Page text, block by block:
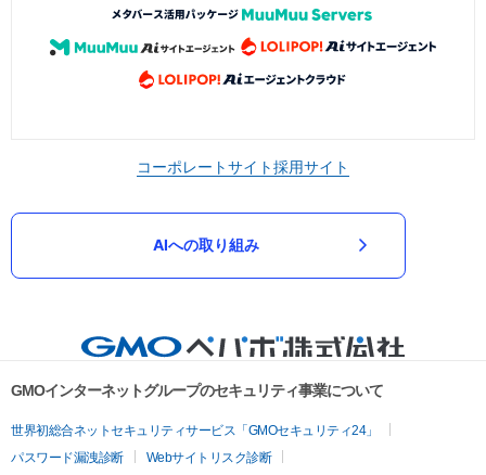
コーポレートサイト採用サイト
AIへの取り組み
GMOインターネットグループのセキュリティ事業について
世界初総合ネットセキュリティサービス「GMOセキュリティ24」
パスワード漏洩診断
Webサイトリスク診断